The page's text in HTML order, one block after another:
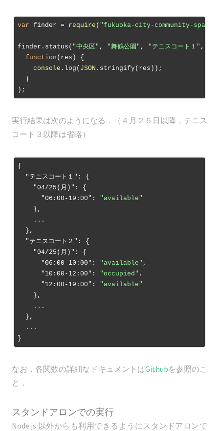
var finder = require ( "fukuoka-city-community-
finder.status( "中央区" , "舞鶴公園" , "テニスコート１" ,
function ( res ) {
console .log( JSON .stringify(res));
  }
実行結果は次のようになる．（４月２６日以降，テニス
コート３以降は省略）
{
"テニスコート１" : {
"04/25(月)" : {
"06:00-19:00" : "available"
    },
    ...
  },
"テニスコート２" : {
"04/25(月)" : {
"06:00-10:00" : "available" ,
"10:00-12:00" : "occupied" ,
"12:00-19:00" : "available"
    },
    ...
  },
  ...
なお，各関数の詳細なドキュメントはGithubを参照のこ
と．
スタンドアロンでの実行
Node.js 以外からも利用できるようにスタンドアロンで